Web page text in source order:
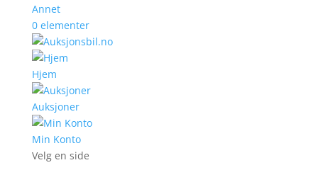
Annet
0 elementer
Hjem
Auksjoner
Min Konto
Velg en side